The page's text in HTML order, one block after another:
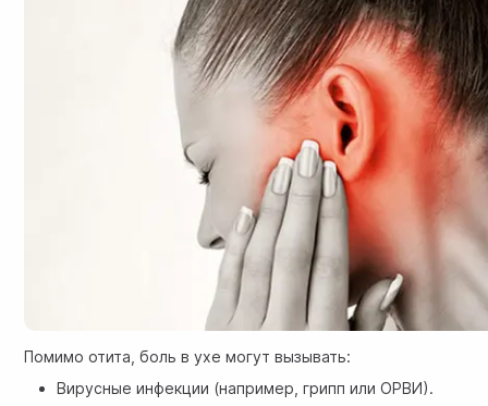
Помимо отита, боль в ухе могут вызывать:
Вирусные инфекции (например, грипп или ОРВИ).